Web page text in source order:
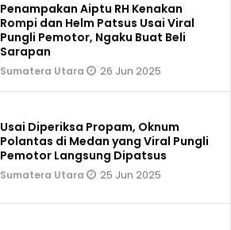
Penampakan Aiptu RH Kenakan
Rompi dan Helm Patsus Usai Viral
Pungli Pemotor, Ngaku Buat Beli
Sarapan
Sumatera Utara 26 Jun 2025
Usai Diperiksa Propam, Oknum
Polantas di Medan yang Viral Pungli
Pemotor Langsung Dipatsus
Sumatera Utara 25 Jun 2025